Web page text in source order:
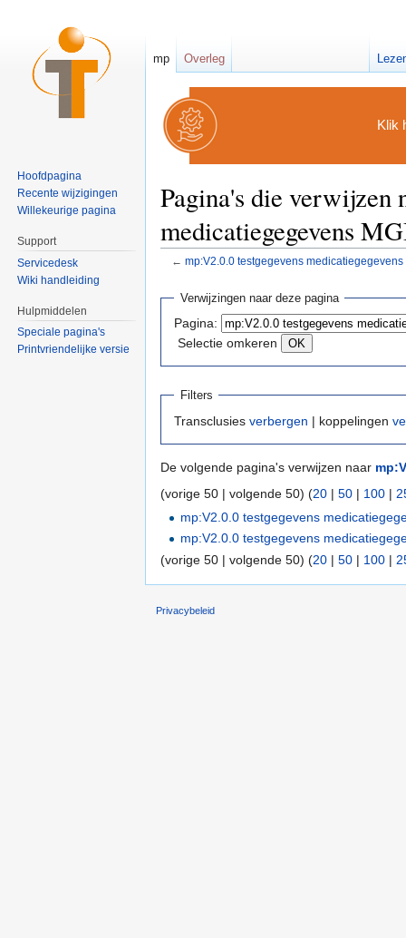
Klik
Pagina's die verwijzen
medicatiegegevens
← mp:V2.0.0 testgegevens
Verwijzingen naar deze pagina
Pagina:
Selectie omkeren
Filters
Transclusies verbergen | koppelingen
De volgende pagina's verwijzen naar
(vorige 50 | volgende 50) (20 | 50 | 100 |
mp:V2.0.0 testgegevens
mp:V2.0.0 testgegevens
(vorige 50 | volgende 50) (20 | 50 | 100 |
mp Overleg
Hoofdpagina
Recente wijzigingen
Willekeurige pagina
Support
Servicedesk
Wiki handleiding
Hulpmiddelen
Speciale pagina's
Printvriendelijke versie
Privacybeleid